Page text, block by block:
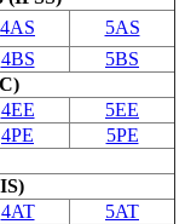
4AS
5AS
4BS
5BS
4EE
5EE
4PE
5PE
4AT
5AT